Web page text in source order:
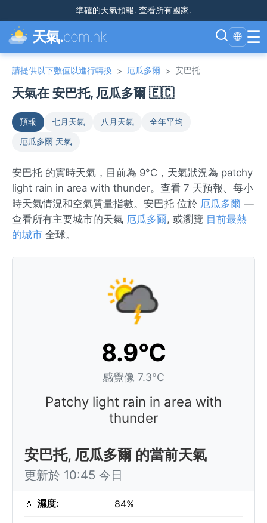
準確的天氣預報. 查看所有國家.
天氣.com.hk 🌐 ☰
請提供以下數值以進行轉換 > 厄瓜多爾 > 安巴托
天氣在 安巴托, 厄瓜多爾 🇪🇨
預報 七月天氣 八月天氣
全年平均
厄瓜多爾 天氣
安巴托 的實時天氣，目前為 9°C，天氣狀況為 patchy
light rain in area with thunder。查看 7 天預報、每小
時天氣情況和空氣質量指數。安巴托 位於 厄瓜多爾 —
查看所有主要城市的天氣 厄瓜多爾, 或瀏覽 目前最熱
的城市 全球。
8.9°C
感覺像 7.3°C
Patchy light rain in area with
thunder
安巴托, 厄瓜多爾 的當前天氣
更新於 10:45 今日
💧 濕度: 84%